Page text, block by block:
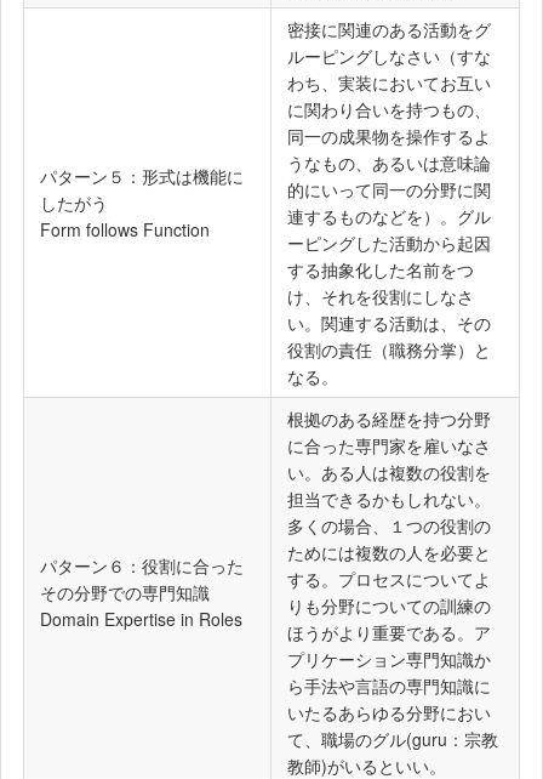
パターン５：形式は機能に
したがう
Form follows Function
密接に関連のある活動をグ
ルーピングしなさい（すな
わち、実装においてお互い
に関わり合いを持つもの、
同一の成果物を操作するよ
うなもの、あるいは意味論
的にいって同一の分野に関
連するものなどを）。グル
ーピングした活動から起因
する抽象化した名前をつ
け、それを役割にしなさ
い。関連する活動は、その
役割の責任（職務分掌）と
なる。
パターン６：役割に合った
その分野での専門知識
Domain Expertise in Roles
根拠のある経歴を持つ分野
に合った専門家を雇いなさ
い。ある人は複数の役割を
担当できるかもしれない。
多くの場合、１つの役割の
ためには複数の人を必要と
する。プロセスについてよ
りも分野についての訓練の
ほうがより重要である。ア
プリケーション専門知識か
ら手法や言語の専門知識に
いたるあらゆる分野におい
て、職場のグル(guru：宗教
教師)がいるといい。